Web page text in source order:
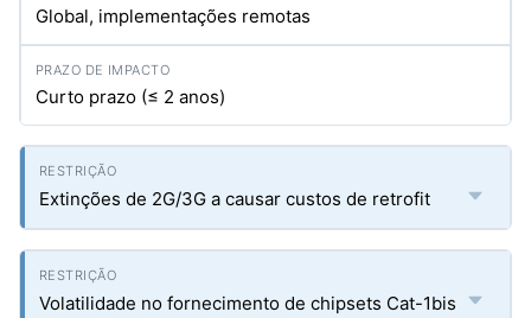
Global, implementações remotas
Curto prazo (≤ 2 anos)
Extinções de 2G/3G a causar custos de retrofit
Volatilidade no fornecimento de chipsets Cat-1bis